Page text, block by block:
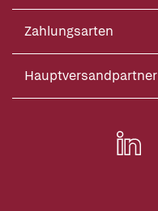
Zahlungsarten
Hauptversandpartner